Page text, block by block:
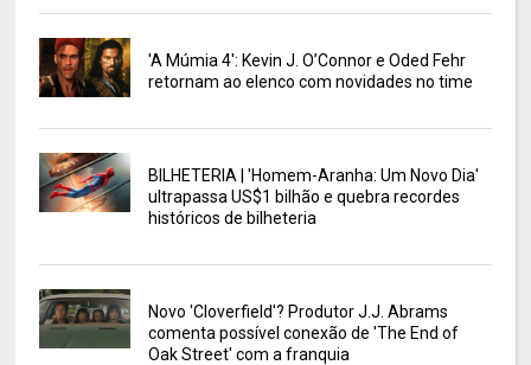
'A Múmia 4': Kevin J. O’Connor e Oded Fehr
retornam ao elenco com novidades no time
BILHETERIA | 'Homem-Aranha: Um Novo Dia'
ultrapassa US$1 bilhão e quebra recordes
históricos de bilheteria
Novo 'Cloverfield'? Produtor J.J. Abrams
comenta possível conexão de 'The End of
Oak Street' com a franquia